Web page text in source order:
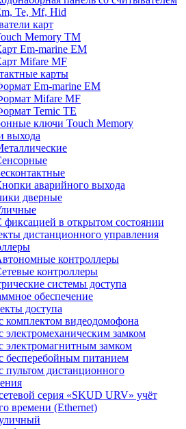
Te, Mf, Hid
карт
Memory TM
Em-marine EM
Mifare MF
карты
Em-marine EM
Mifare MF
Temic TE
ключи Touch Memory
выхода
аварийного выхода
дверные
фиксацией в открытом состоянии
дистанционного управления
контроллеры
контроллеры
системы доступа
обеспечение
доступа
видеодомофона
замком
замком
питанием
дистанционного
серия «SKUD URV» учёт
времени (Ethernet)